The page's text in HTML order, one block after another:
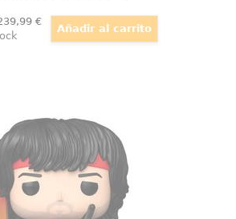
,99€
First Blood Part 2 John
del cine de acción
se refleja en una figura
tensión,
y determinación
figura Funko POP
First Blood Part II John